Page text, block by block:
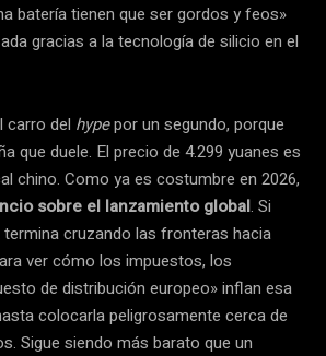
batería tienen que ser gordos y feos»
gracias a la tecnología de silicio en el
carro del hypepor un segundo, porque
que duele. El precio de 4.299 yuanes es
chino. Como ya es costumbre en 2026,
sobre el lanzamiento global. Si
cruzando las fronteras hacia
ver cómo los impuestos, los
de distribución europeo» inflan esa
colocarla peligrosamente cerca de
Sigue siendo más barato que un